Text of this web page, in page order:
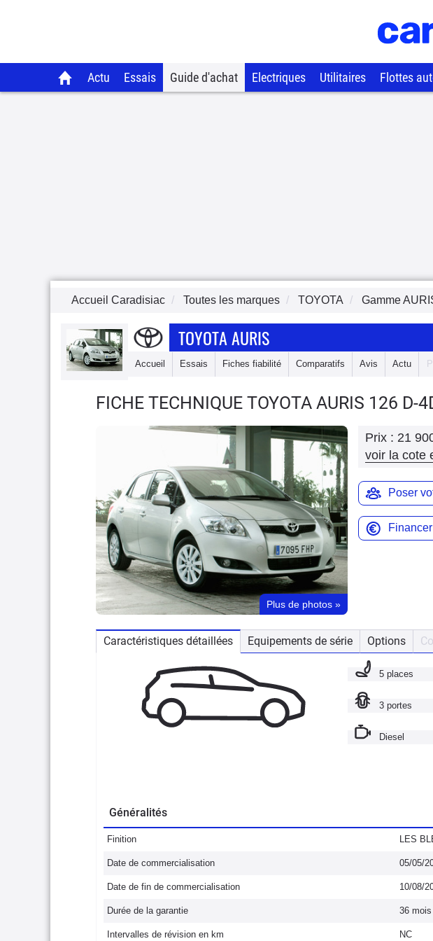
Actu Essais Guide d'achat Electriques Utilitaires Flottes
Accueil Caradisiac Toutes les marques TOYOTA Gamme
TOYOTA AURIS
Accueil Essais Fiches fiabilité Comparatifs Avis Actu
FICHE TECHNIQUE TOYOTA AURIS 126 D-
Plus de photos »
Prix : 21
voir la cote
Poser
Financer
Caractéristiques détaillées Equipements de série Options
5 places
3 portes
Diesel
Généralités
Finition LES
Date de commercialisation 05/05/
Date de fin de commercialisation 10/08/
Durée de la garantie 36
Intervalles de révision en km NC